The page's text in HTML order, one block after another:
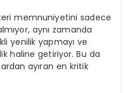
memnuniyetini sadece
aynı zamanda
yenilik yapmayı ve
haline getiriyor. Bu da
ayıran en kritik